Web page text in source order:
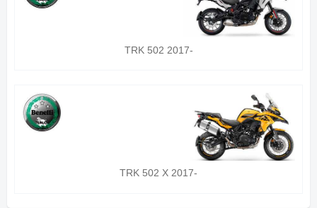
TRK 502 2017-
TRK 502 X 2017-